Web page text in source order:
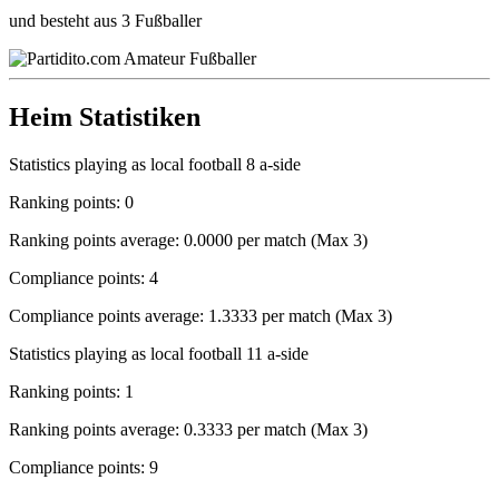
und besteht aus 3 Fußballer
Heim Statistiken
Statistics playing as local football 8 a-side
Ranking points: 0
Ranking points average: 0.0000 per match (Max 3)
Compliance points: 4
Compliance points average: 1.3333 per match (Max 3)
Statistics playing as local football 11 a-side
Ranking points: 1
Ranking points average: 0.3333 per match (Max 3)
Compliance points: 9